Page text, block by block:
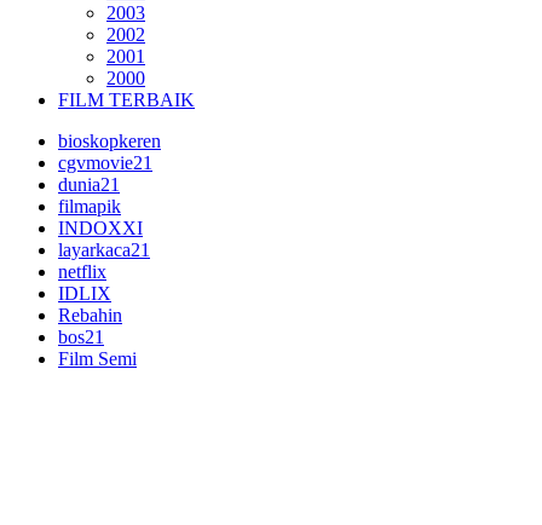
2003
2002
2001
2000
FILM TERBAIK
bioskopkeren
cgvmovie21
dunia21
filmapik
INDOXXI
layarkaca21
netflix
IDLIX
Rebahin
bos21
Film Semi